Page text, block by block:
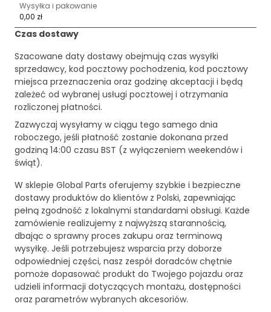
Wysyłka i pakowanie
0,00 zł
Czas dostawy
Szacowane daty dostawy obejmują czas wysyłki
sprzedawcy, kod pocztowy pochodzenia, kod pocztowy
miejsca przeznaczenia oraz godzinę akceptacji i będą
zależeć od wybranej usługi pocztowej i otrzymania
rozliczonej płatności.
Zazwyczaj wysyłamy w ciągu tego samego dnia
roboczego, jeśli płatność zostanie dokonana przed
godziną 14:00 czasu BST (z wyłączeniem weekendów i
świąt).
W sklepie Global Parts oferujemy szybkie i bezpieczne
dostawy produktów do klientów z Polski, zapewniając
pełną zgodność z lokalnymi standardami obsługi. Każde
zamówienie realizujemy z najwyższą starannością,
dbając o sprawny proces zakupu oraz terminową
wysyłkę. Jeśli potrzebujesz wsparcia przy doborze
odpowiedniej części, nasz zespół doradców chętnie
pomoże dopasować produkt do Twojego pojazdu oraz
udzieli informacji dotyczących montażu, dostępności
oraz parametrów wybranych akcesoriów.